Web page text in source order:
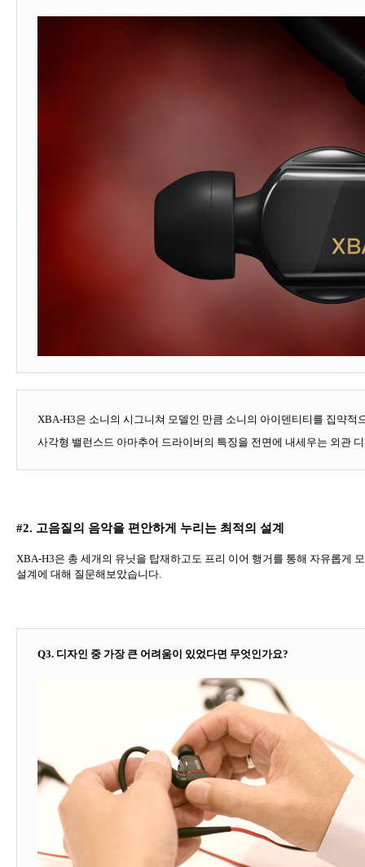
XBA-H3은 소니의 시그니쳐 모델인 만큼 소니의 아이덴티티를 집약적
사각형 밸런스드 아마추어 드라이버의 특징을 전면에 내세우는 외관
#2. 고음질의 음악을 편안하게 누리는 최적의 설계
XBA-H3은 총 세개의 유닛을 탑재하고도 프리 이어 행거를 통해 자유롭게
설계에 대해 질문해보았습니다.
Q3. 디자인 중 가장 큰 어려움이 있었다면 무엇인가요?